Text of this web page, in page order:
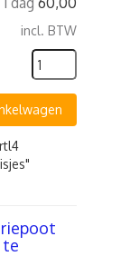
incl. BTW
te